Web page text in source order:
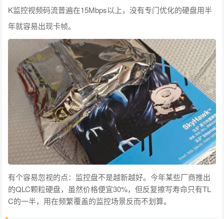
K监控视频码流普遍在15Mbps以上，没有专门优化的硬盘用半
年就容易出现卡帧。
有个容易忽视的点：监控盘不是越新越好。今年某些厂商推出
的QLC颗粒硬盘，虽然价格便宜30%，但反复擦写寿命只有TL
C的一半，用在频繁覆盖的监控场景反而不划算。